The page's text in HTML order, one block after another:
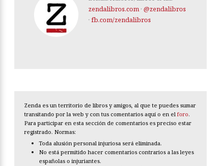
zendalibros.com · @zendalibros
· fb.com/zendalibros
Zenda es un territorio de libros y amigos, al que te puedes sumar
transitando por la web y con tus comentarios aquí o en el foro.
Para participar en esta sección de comentarios es preciso estar
registrado. Normas:
Toda alusión personal injuriosa será eliminada.
No está permitido hacer comentarios contrarios a las leyes
españolas o injuriantes.